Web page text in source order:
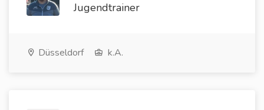
Jugendtrainer
Düsseldorf k.A.